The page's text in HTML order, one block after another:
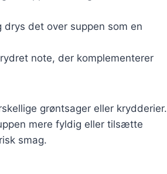
drys det over suppen som en
note, der komplementerer
grøntsager eller krydderier.
mere fyldig eller tilsætte
smag.